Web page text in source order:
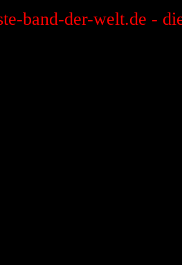
band-der-welt.de -